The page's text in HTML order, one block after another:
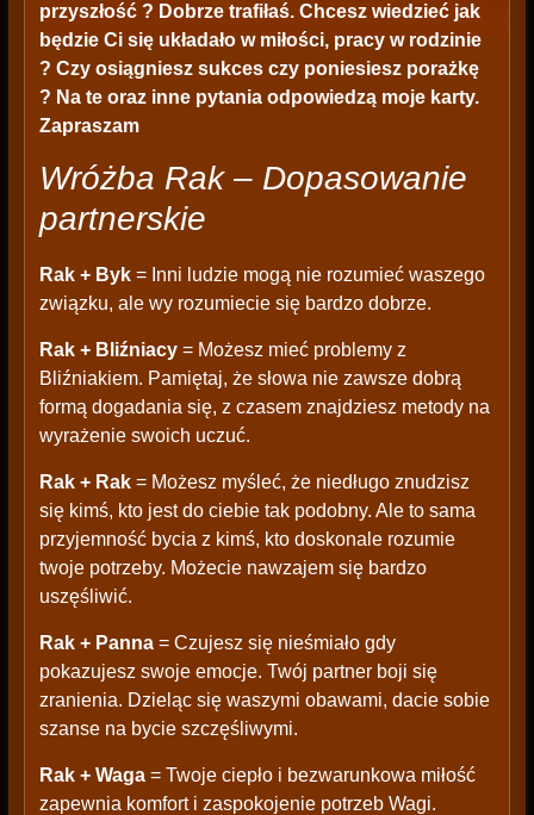
przyszłość ? Dobrze trafiłaś. Chcesz wiedzieć jak
będzie Ci się układało w miłości, pracy w rodzinie
? Czy osiągniesz sukces czy poniesiesz porażkę
? Na te oraz inne pytania odpowiedzą moje karty.
Zapraszam
Wróżba Rak – Dopasowanie
partnerskie
Rak + Byk= Inni ludzie mogą nie rozumieć waszego
związku, ale wy rozumiecie się bardzo dobrze.
Rak + Bliźniacy= Możesz mieć problemy z
Bliźniakiem. Pamiętaj, że słowa nie zawsze dobrą
formą dogadania się, z czasem znajdziesz metody na
wyrażenie swoich uczuć.
Rak + Rak= Możesz myśleć, że niedługo znudzisz
się kimś, kto jest do ciebie tak podobny. Ale to sama
przyjemność bycia z kimś, kto doskonale rozumie
twoje potrzeby. Możecie nawzajem się bardzo
uszęśliwić.
Rak + Panna= Czujesz się nieśmiało gdy
pokazujesz swoje emocje. Twój partner boji się
zranienia. Dzieląc się waszymi obawami, dacie sobie
szanse na bycie szczęśliwymi.
Rak + Waga= Twoje ciepło i bezwarunkowa miłość
zapewnia komfort i zaspokojenie potrzeb Wagi.